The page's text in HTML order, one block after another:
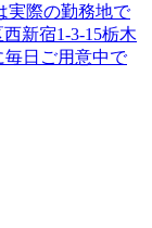
実際の勤務地で
新宿1-3-15栃木
毎日ご用意中で